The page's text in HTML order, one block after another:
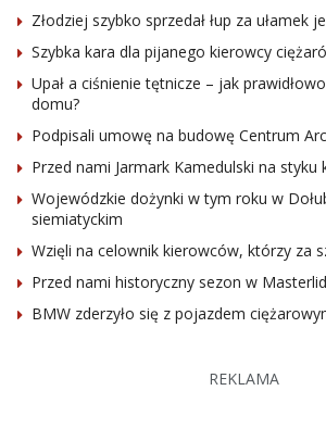
Złodziej szybko sprzedał łup za ułamek
Szybka kara dla pijanego kierowcy
Upał a ciśnienie tętnicze – jak
domu?
Podpisali umowę na budowę Centrum
Przed nami Jarmark Kamedulski na styku
Wojewódzkie dożynki w tym roku w
siemiatyckim
Wzięli na celownik kierowców, którzy za
Przed nami historyczny sezon w
BMW zderzyło się z pojazdem
REKLAMA